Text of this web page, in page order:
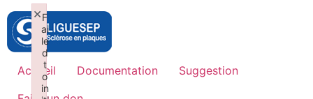
Accueil Documentation
Suggestion
F
ai
le
d
t
o
in
×